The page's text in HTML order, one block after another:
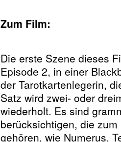
Zum Film:
Die erste Szene dieses
Episode 2, in einer
der Tarotkartenlegerin,
Satz wird zwei- oder
wiederholt. Es sind
berücksichtigen, die
gehören, wie Numerus,